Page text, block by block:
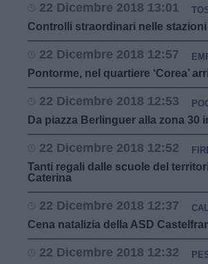
22 Dicembre 2018 13:01
Controlli straordinari nelle
22 Dicembre 2018 12:57
Pontorme, nel quartiere ‘Corea’
22 Dicembre 2018 12:53
Da piazza Berlinguer alla zona 30
22 Dicembre 2018 12:52
Tanti regali dalle scuole del
Caterina
22 Dicembre 2018 12:37
Cena natalizia della ASD
22 Dicembre 2018 12:32